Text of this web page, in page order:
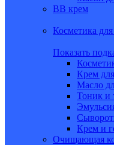
BB крем
Косметика
Показать
Крем
Масло
Тоник и
Крем и
Очищающая